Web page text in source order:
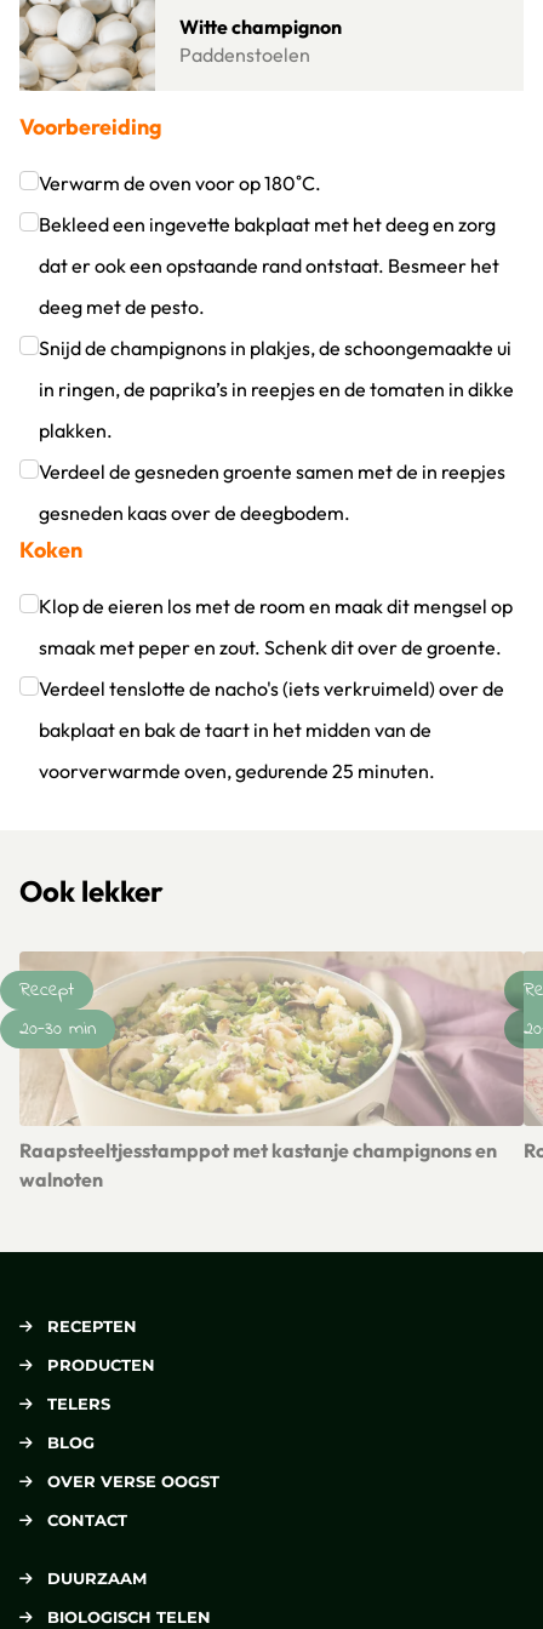
Witte champignon
Paddenstoelen
Voorbereiding
Verwarm de oven voor op 180˚C.
Klik om dit selectievakje aan te vinken
Bekleed een ingevette bakplaat met het deeg en zorg
dat er ook een opstaande rand ontstaat. Besmeer het
deeg met de pesto.
Klik om dit selectievakje aan te vinken
Snijd de champignons in plakjes, de schoongemaakte ui
in ringen, de paprika’s in reepjes en de tomaten in dikke
plakken.
Klik om dit selectievakje aan te vinken
Verdeel de gesneden groente samen met de in reepjes
gesneden kaas over de deegbodem.
Klik om dit selectievakje aan te vinken
Koken
Klop de eieren los met de room en maak dit mengsel op
smaak met peper en zout. Schenk dit over de groente.
Klik om dit selectievakje aan te vinken
Verdeel tenslotte de nacho's (iets verkruimeld) over de
bakplaat en bak de taart in het midden van de
voorverwarmde oven, gedurende 25 minuten.
Ook lekker
Raapsteeltjesstamppot met kastanje champignons en
walnoten
Recept
20-30 min
RECEPTEN
PRODUCTEN
TELERS
BLOG
OVER VERSE OOGST
CONTACT
DUURZAAM
BIOLOGISCH TELEN